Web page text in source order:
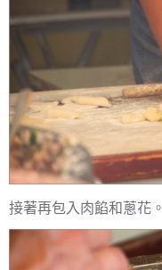
接著再包入肉餡和蔥花。